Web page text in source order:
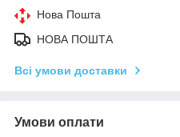
Нова Пошта
НОВА ПОШТА
Всі умови доставки
Умови оплати